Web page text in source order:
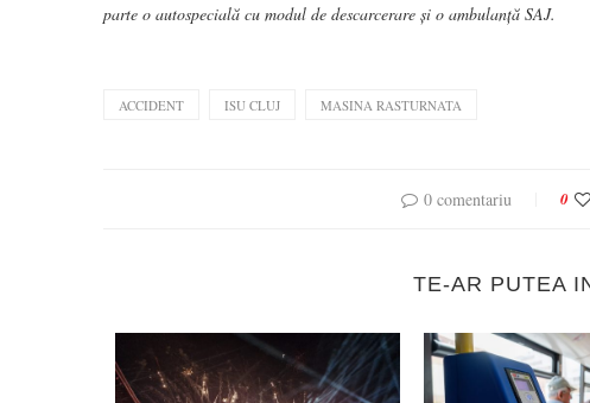
parte o autospecială cu modul de descarcerare și o ambulanță SAJ.
ACCIDENT ISU CLUJ MASINA RASTURNATA
0 comentariu 0
TE-AR PUTEA